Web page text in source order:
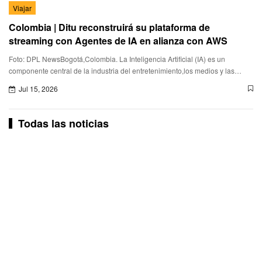
Viajar
Colombia | Ditu reconstruirá su plataforma de
streaming con Agentes de IA en alianza con AWS
Foto: DPL NewsBogotá,Colombia. La Inteligencia Artificial (IA) es un
componente central de la industria del entretenimiento,los medios y las
Jul 15, 2026
Todas las noticias